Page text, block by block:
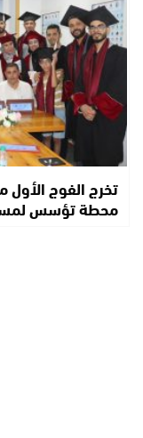
تخرج الفوج الأول
محطة تؤسس